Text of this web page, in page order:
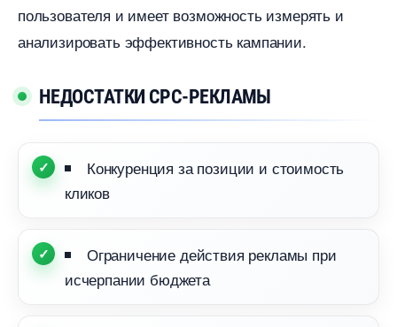
пользователя и имеет возможность измерять и
анализировать эффективность кампании.​
НЕДОСТАТКИ CPC-РЕКЛАМЫ
Конкуренция за позиции и стоимость
клико
Ограничение действия рекламы при
исчерпании бюджета